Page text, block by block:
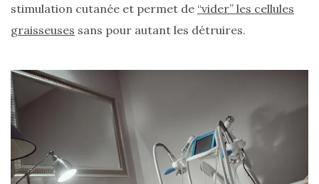
stimulation cutanée et permet de “vider” les cellules
graisseuses sans pour autant les détruires.